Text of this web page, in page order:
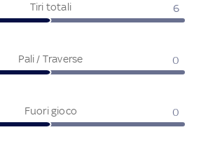
Tiri totali 6
Pali / Traverse 0
Fuori gioco 0